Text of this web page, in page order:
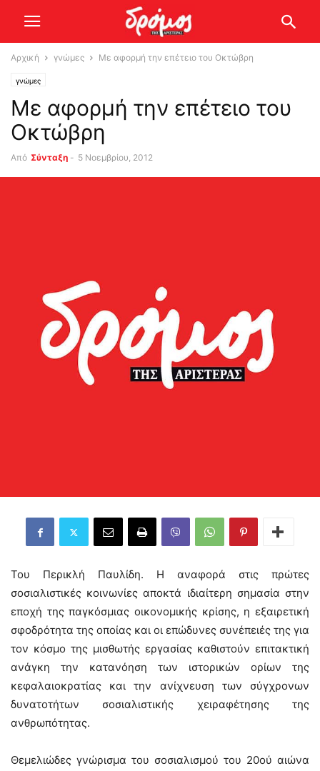
Αρχική γνώμες Με αφορμή την επέτειο του Οκτώβρη
γνώμες
Με αφορμή την επέτειο του
Οκτώβρη
Από Σύνταξη - 5 Νοεμβρίου, 2012
Του Περικλή Παυλίδη. Η αναφορά στις πρώτες
σοσιαλιστικές κοινωνίες αποκτά ιδιαίτερη σημασία στην
εποχή της παγκόσμιας οικονομικής κρίσης, η εξαιρετική
σφοδρότητα της οποίας και οι επώδυνες συνέπειές της για
τον κόσμο της μισθωτής εργασίας καθιστούν επιτακτική
ανάγκη την κατανόηση των ιστορικών ορίων της
κεφαλαιοκρατίας και την ανίχνευση των σύγχρονων
δυνατοτήτων σοσιαλιστικής χειραφέτησης της
ανθρωπότητας.
Θεμελιώδες γνώρισμα του σοσιαλισμού του 20ού αιώνα